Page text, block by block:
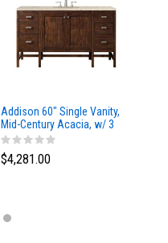
Addison 60" Single Vanity,
Mid-Century Acacia, w/ 3
CM Tajnar Eclos Top
$4,281.00